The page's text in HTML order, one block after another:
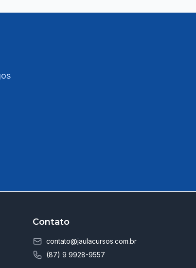
Contato
contato@jaulacursos.com.br
(87) 9 9928-9557